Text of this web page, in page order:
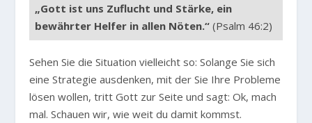
„Gott ist uns Zuflucht und Stärke, ein
bewährter Helfer in allen Nöten.“(Psalm 46:2)
Sehen Sie die Situation vielleicht so: Solange Sie sich
eine Strategie ausdenken, mit der Sie Ihre Probleme
lösen wollen, tritt Gott zur Seite und sagt: Ok, mach
mal. Schauen wir, wie weit du damit kommst.